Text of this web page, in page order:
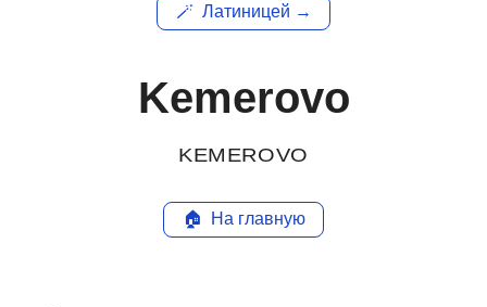
🪄 Латиницей →
Kemerovo
KEMEROVO
🏠 На главную